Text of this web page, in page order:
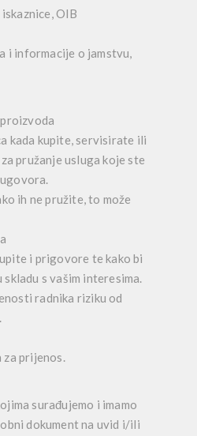
OIB
i informacije o jamstvu,
kada kupite, servisirate ili
pružanje usluga koje ste
ih ne pružite, to može
i prigovore te kako bi
s vašim interesima.
radnika riziku od
za prijenos.
surađujemo i imamo
dokument na uvid i/ili